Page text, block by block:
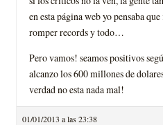
en esta página web yo pensaba
romper records y todo…
Pero vamos! seamos positivos
alcanzo los 600 millones de
verdad no esta nada mal!
01/01/2013 a las 23:38